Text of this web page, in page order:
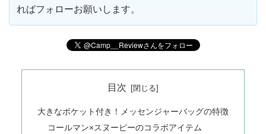
ればフォローお願いします。
目次
大きなポケット付き！メッセンジャーバッグの特徴
コールマン×スヌーピーのコラボアイテム